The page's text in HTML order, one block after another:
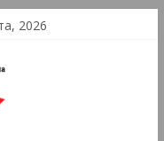
2026